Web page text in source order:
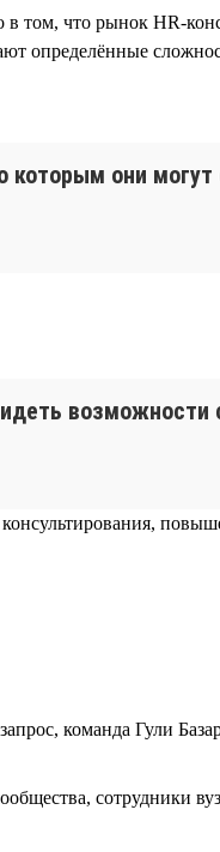
в том, что рынок HR-
определённые
которым они могут
возможности
команда Гули
сотрудники